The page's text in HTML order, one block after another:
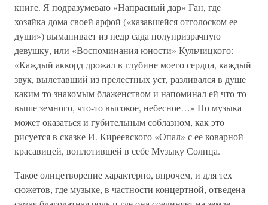
книге. Я подразумеваю «Напрасный дар» Ган, где
хозяйка дома своей арфой («казавшейся отголоском ее
души») выманивает из недр сада полупризрачную
девушку, или «Воспоминания юности» Кульчицкого:
«Каждый аккорд дрожал в глубине моего сердца, каждый
звук, вылетавший из прелестных уст, разливался в душе
каким-то знакомым блаженством и напоминал ей что-то
выше земного, что-то высокое, небесное…» Но музыка
может оказаться и губительным соблазном, как это
рисуется в сказке И. Киреевского «Опал» с ее коварной
красавицей, воплотившей в себе Музыку Солнца.
Такое олицетворение характерно, впрочем, и для тех
сюжетов, где музыке, в частности концертной, отведена